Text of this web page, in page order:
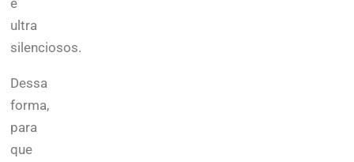
e
ultra
silenciosos.
Dessa
forma,
para
que